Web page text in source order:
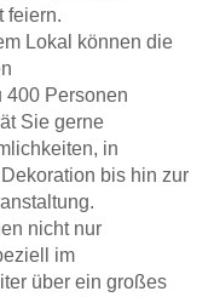
feiern.
Lokal können die
400 Personen
Sie gerne
in
bis hin zur
nicht nur
im
über ein großes